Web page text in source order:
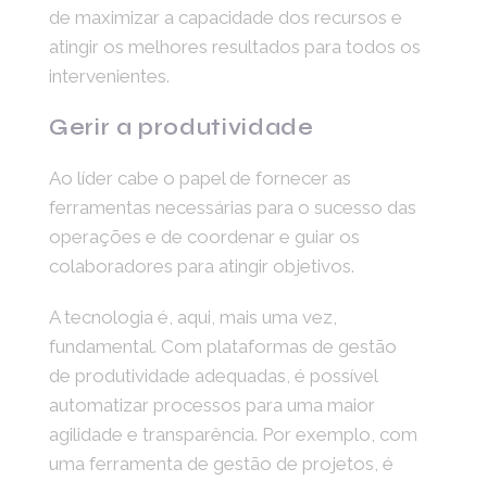
de maximizar a capacidade dos recursos e
atingir os melhores resultados para todos os
intervenientes.
Gerir a produtividade
Ao líder cabe o papel de fornecer as
ferramentas necessárias para o sucesso das
operações e de coordenar e guiar os
colaboradores para atingir objetivos.
A tecnologia é, aqui, mais uma vez,
fundamental. Com plataformas de gestão
de produtividade adequadas, é possível
automatizar processos para uma maior
agilidade e transparência. Por exemplo, com
uma ferramenta de gestão de projetos, é